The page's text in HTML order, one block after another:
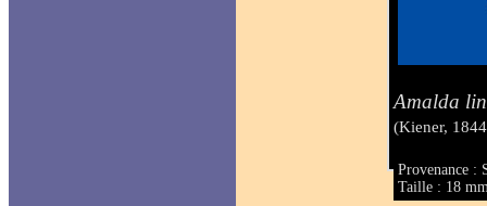
Amalda
(Kiener,
Provenance :
Taille : 18